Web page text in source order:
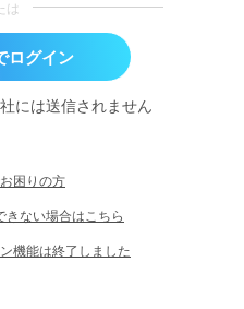
は
ログイン
には送信されません
困りの方
きない場合はこちら
機能は終了しました